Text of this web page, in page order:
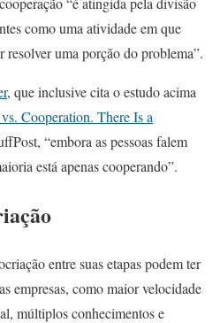
como uma atividade em que
resolver uma porção do problema”.
, que inclusive cita o estudo acima
Cooperation. There Is a
“embora as pessoas falem
está apenas cooperando”.
entre suas etapas podem ter
empresas, como maior velocidade
múltiplos conhecimentos e